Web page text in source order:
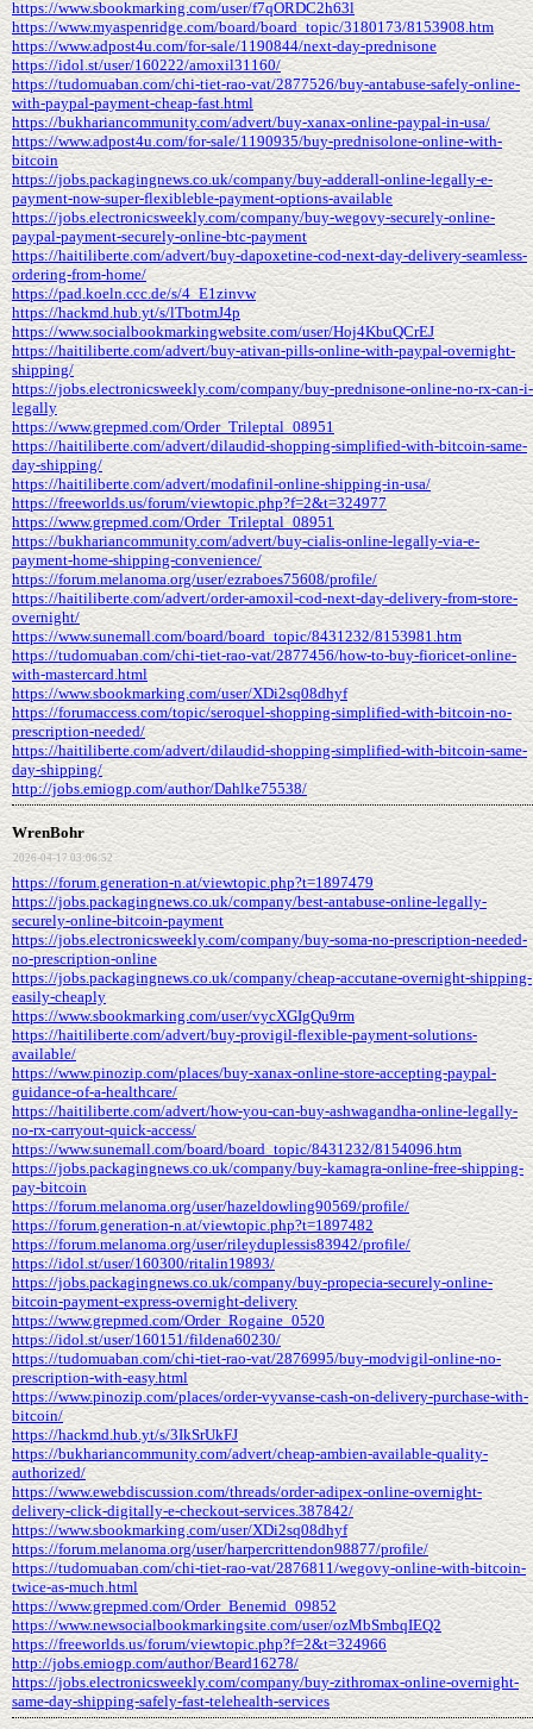
https://www.sbookmarking.com/user/f7qORDC2h63l
https://www.myaspenridge.com/board/board_topic/3180173/8153908.htm
https://www.adpost4u.com/for-sale/1190844/next-day-prednisone
https://idol.st/user/160222/amoxil31160/
https://tudomuaban.com/chi-tiet-rao-vat/2877526/buy-antabuse-safely-online-
with-paypal-payment-cheap-fast.html
https://bukhariancommunity.com/advert/buy-xanax-online-paypal-in-usa/
https://www.adpost4u.com/for-sale/1190935/buy-prednisolone-online-with-
bitcoin
https://jobs.packagingnews.co.uk/company/buy-adderall-online-legally-e-
payment-now-super-flexibleble-payment-options-available
https://jobs.electronicsweekly.com/company/buy-wegovy-securely-online-
paypal-payment-securely-online-btc-payment
https://haitiliberte.com/advert/buy-dapoxetine-cod-next-day-delivery-seamless-
ordering-from-home/
https://pad.koeln.ccc.de/s/4_E1zinvw
https://hackmd.hub.yt/s/lTbotmJ4p
https://www.socialbookmarkingwebsite.com/user/Hoj4KbuQCrEJ
https://haitiliberte.com/advert/buy-ativan-pills-online-with-paypal-overnight-
shipping/
https://jobs.electronicsweekly.com/company/buy-prednisone-online-no-rx-can-i-
legally
https://www.grepmed.com/Order_Trileptal_08951
https://haitiliberte.com/advert/dilaudid-shopping-simplified-with-bitcoin-same-
day-shipping/
https://haitiliberte.com/advert/modafinil-online-shipping-in-usa/
https://freeworlds.us/forum/viewtopic.php?f=2&t=324977
https://www.grepmed.com/Order_Trileptal_08951
https://bukhariancommunity.com/advert/buy-cialis-online-legally-via-e-
payment-home-shipping-convenience/
https://forum.melanoma.org/user/ezraboes75608/profile/
https://haitiliberte.com/advert/order-amoxil-cod-next-day-delivery-from-store-
overnight/
https://www.sunemall.com/board/board_topic/8431232/8153981.htm
https://tudomuaban.com/chi-tiet-rao-vat/2877456/how-to-buy-fioricet-online-
with-mastercard.html
https://www.sbookmarking.com/user/XDi2sq08dhyf
https://forumaccess.com/topic/seroquel-shopping-simplified-with-bitcoin-no-
prescription-needed/
https://haitiliberte.com/advert/dilaudid-shopping-simplified-with-bitcoin-same-
day-shipping/
http://jobs.emiogp.com/author/Dahlke75538/
WrenBohr
2026-04-17 03:06:52
https://forum.generation-n.at/viewtopic.php?t=1897479
https://jobs.packagingnews.co.uk/company/best-antabuse-online-legally-
securely-online-bitcoin-payment
https://jobs.electronicsweekly.com/company/buy-soma-no-prescription-needed-
no-prescription-online
https://jobs.packagingnews.co.uk/company/cheap-accutane-overnight-shipping-
easily-cheaply
https://www.sbookmarking.com/user/vycXGIgQu9rm
https://haitiliberte.com/advert/buy-provigil-flexible-payment-solutions-
available/
https://www.pinozip.com/places/buy-xanax-online-store-accepting-paypal-
guidance-of-a-healthcare/
https://haitiliberte.com/advert/how-you-can-buy-ashwagandha-online-legally-
no-rx-carryout-quick-access/
https://www.sunemall.com/board/board_topic/8431232/8154096.htm
https://jobs.packagingnews.co.uk/company/buy-kamagra-online-free-shipping-
pay-bitcoin
https://forum.melanoma.org/user/hazeldowling90569/profile/
https://forum.generation-n.at/viewtopic.php?t=1897482
https://forum.melanoma.org/user/rileyduplessis83942/profile/
https://idol.st/user/160300/ritalin19893/
https://jobs.packagingnews.co.uk/company/buy-propecia-securely-online-
bitcoin-payment-express-overnight-delivery
https://www.grepmed.com/Order_Rogaine_0520
https://idol.st/user/160151/fildena60230/
https://tudomuaban.com/chi-tiet-rao-vat/2876995/buy-modvigil-online-no-
prescription-with-easy.html
https://www.pinozip.com/places/order-vyvanse-cash-on-delivery-purchase-with-
bitcoin/
https://hackmd.hub.yt/s/3IkSrUkFJ
https://bukhariancommunity.com/advert/cheap-ambien-available-quality-
authorized/
https://www.ewebdiscussion.com/threads/order-adipex-online-overnight-
delivery-click-digitally-e-checkout-services.387842/
https://www.sbookmarking.com/user/XDi2sq08dhyf
https://forum.melanoma.org/user/harpercrittendon98877/profile/
https://tudomuaban.com/chi-tiet-rao-vat/2876811/wegovy-online-with-bitcoin-
twice-as-much.html
https://www.grepmed.com/Order_Benemid_09852
https://www.newsocialbookmarkingsite.com/user/ozMbSmbqIEQ2
https://freeworlds.us/forum/viewtopic.php?f=2&t=324966
http://jobs.emiogp.com/author/Beard16278/
https://jobs.electronicsweekly.com/company/buy-zithromax-online-overnight-
same-day-shipping-safely-fast-telehealth-services